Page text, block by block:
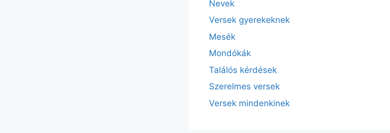
Nevek
Versek gyerekeknek
Mesék
Mondókák
Találós kérdések
Szerelmes versek
Versek mindenkinek